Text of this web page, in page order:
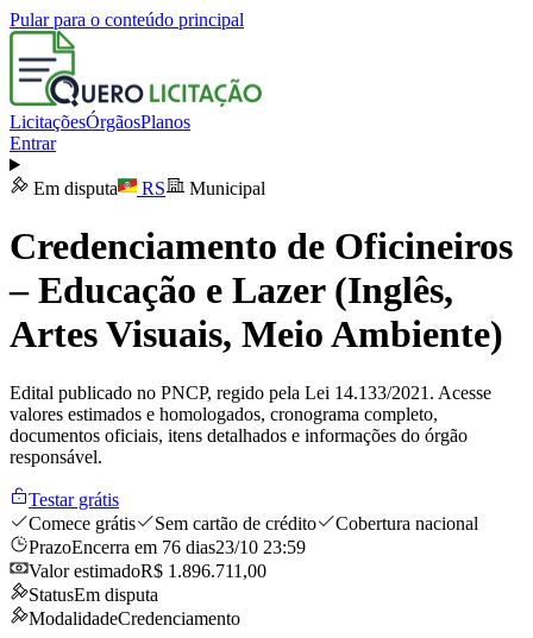
Pular para o conteúdo principal
LicitaçõesÓrgãosPlanos
Entrar
Em disputa RS Municipal
Credenciamento de Oficineiros
– Educação e Lazer (Inglês,
Artes Visuais, Meio Ambiente)
Edital publicado no PNCP, regido pela Lei 14.133/2021. Acesse
valores estimados e homologados, cronograma completo,
documentos oficiais, itens detalhados e informações do órgão
responsável.
Testar grátis
Comece grátis
Sem cartão de crédito
Cobertura nacional
PrazoEncerra em 76 dias23/10 23:59
Valor estimadoR$ 1.896.711,00
StatusEm disputa
ModalidadeCredenciamento